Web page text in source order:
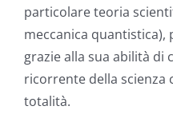
particolare teoria
meccanica
grazie alla sua abilità di
ricorrente della scienza
totalità.